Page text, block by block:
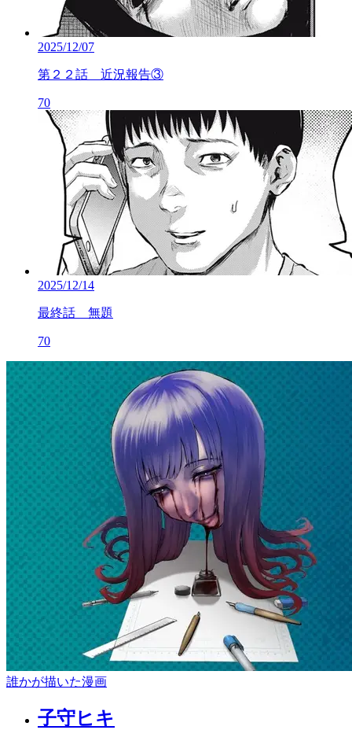
2025/12/07
第２２話 近況報告③
70
2025/12/14
最終話 無題
70
誰かが描いた漫画
子守ヒキ